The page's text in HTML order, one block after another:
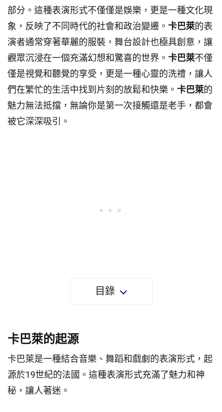
部分。這種表演形式不僅僅是娛樂，更是一種文化現
象，反映了不同時代的社會和政治變遷。 卡巴萊的表
演者通常穿著華麗的服裝，舞台設計也極具創意，讓
觀眾沉浸在一個充滿幻想和驚喜的世界。 卡巴萊不僅
僅是視覺和聽覺的享受，更是一種心靈的洗禮，讓人
們在繁忙的生活中找到片刻的放鬆和快樂。 卡巴萊的
魅力無法抵擋，無論你是第一次接觸還是老手，都會
被它深深吸引。
目錄
卡巴萊的起源
卡巴萊是一種結合音樂、舞蹈和戲劇的表演形式，起
源於19世紀的法國。這種表演形式充滿了魅力和神
秘，讓人著迷。